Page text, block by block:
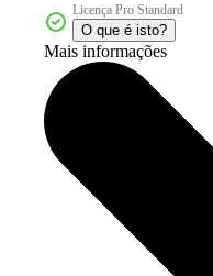
Licença Pro Standard
O que é isto?
Mais informações